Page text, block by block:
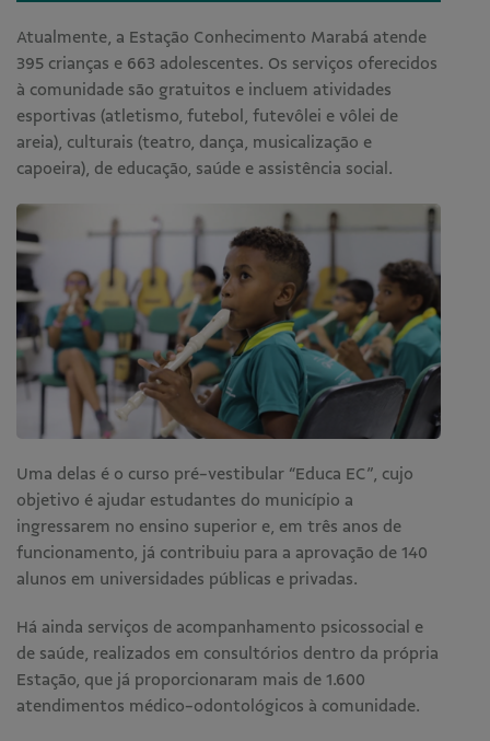
Atualmente, a Estação Conhecimento Marabá atende
395 crianças e 663 adolescentes. Os serviços oferecidos
à comunidade são gratuitos e incluem atividades
esportivas (atletismo, futebol, futevôlei e vôlei de
areia), culturais (teatro, dança, musicalização e
capoeira), de educação, saúde e assistência social.
Uma delas é o curso pré-vestibular “Educa EC”, cujo
objetivo é ajudar estudantes do município a
ingressarem no ensino superior e, em três anos de
funcionamento, já contribuiu para a aprovação de 140
alunos em universidades públicas e privadas.
Há ainda serviços de acompanhamento psicossocial e
de saúde, realizados em consultórios dentro da própria
Estação, que já proporcionaram mais de 1.600
atendimentos médico-odontológicos à comunidade.